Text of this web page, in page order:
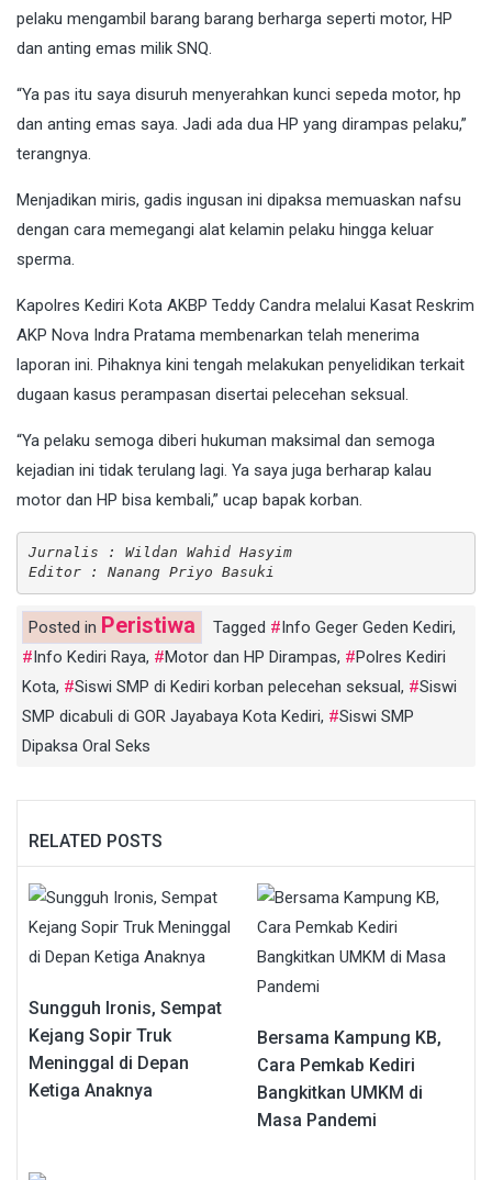
pelaku mengambil barang barang berharga seperti motor, HP
dan anting emas milik SNQ.
“Ya pas itu saya disuruh menyerahkan kunci sepeda motor, hp
dan anting emas saya. Jadi ada dua HP yang dirampas pelaku,”
terangnya.
Menjadikan miris, gadis ingusan ini dipaksa memuaskan nafsu
dengan cara memegangi alat kelamin pelaku hingga keluar
sperma.
Kapolres Kediri Kota AKBP Teddy Candra melalui Kasat Reskrim
AKP Nova Indra Pratama membenarkan telah menerima
laporan ini. Pihaknya kini tengah melakukan penyelidikan terkait
dugaan kasus perampasan disertai pelecehan seksual.
“Ya pelaku semoga diberi hukuman maksimal dan semoga
kejadian ini tidak terulang lagi. Ya saya juga berharap kalau
motor dan HP bisa kembali,” ucap bapak korban.
Jurnalis : Wildan Wahid Hasyim
Editor : Nanang Priyo Basuki
Posted in Peristiwa Tagged Info Geger Geden Kediri,
Info Kediri Raya, Motor dan HP Dirampas,
Polres Kediri
Kota, Siswi SMP di Kediri korban pelecehan seksual,
Siswi
SMP dicabuli di GOR Jayabaya Kota Kediri,
Siswi SMP
Dipaksa Oral Seks
RELATED POSTS
Sungguh Ironis, Sempat
Kejang Sopir Truk
Meninggal di Depan
Ketiga Anaknya
Bersama Kampung KB,
Cara Pemkab Kediri
Bangkitkan UMKM di
Masa Pandemi